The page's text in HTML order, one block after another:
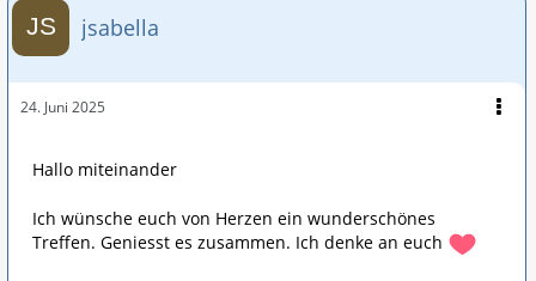
jsabella
24. Juni 2025
Hallo miteinander
Ich wünsche euch von Herzen ein wunderschönes
Treffen. Geniesst es zusammen. Ich denke an euch